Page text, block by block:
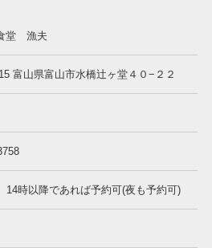
堂 漁夫
富山県富山市水橋辻ヶ堂４０−２２
時以降であれば予約可(夜も予約可)